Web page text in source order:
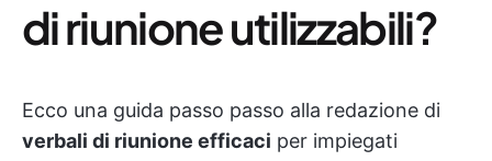
di riunione utilizzabili?
Ecco una guida passo passo alla redazione di
verbali di riunione efficaci per impiegati